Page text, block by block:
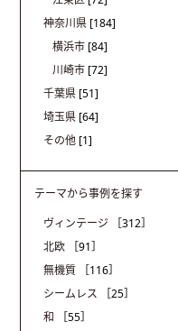
神奈川県 [184]
横浜市 [84]
川崎市 [72]
千葉県 [51]
埼玉県 [64]
その他 [1]
テーマから事例を探す
ヴィンテージ
［312］
北欧
［91］
無機質
［116］
シームレス
［25］
和
［55］